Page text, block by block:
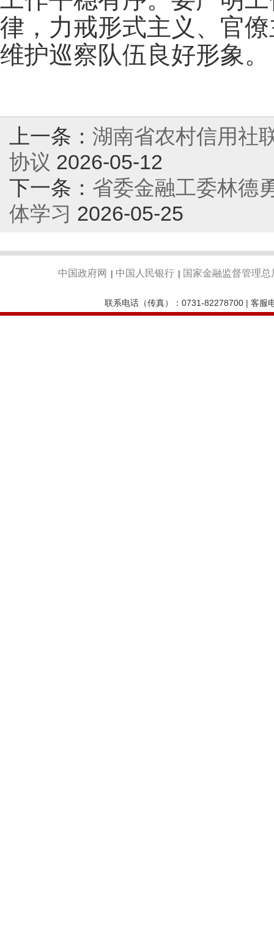
律，力戒形式主义、官
维护巡察队伍良好形象。
上一条： 湖南省农村信用社
协议 2026-05-12
下一条： 省委金融工委林德
体学习 2026-05-25
中国政府网 | 中国人民银行 | 国家金融监督管理总
联系电话（传真）：0731-82278700 | 客服